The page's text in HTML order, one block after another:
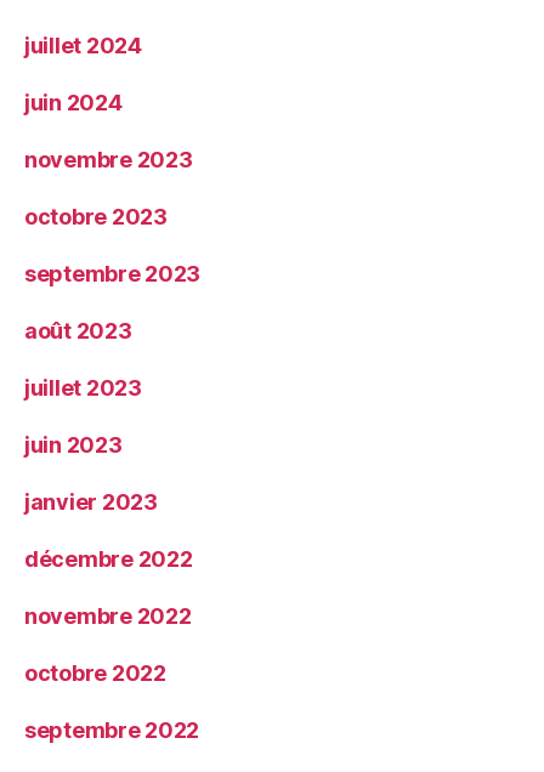
juillet 2024
juin 2024
novembre 2023
octobre 2023
septembre 2023
août 2023
juillet 2023
juin 2023
janvier 2023
décembre 2022
novembre 2022
octobre 2022
septembre 2022